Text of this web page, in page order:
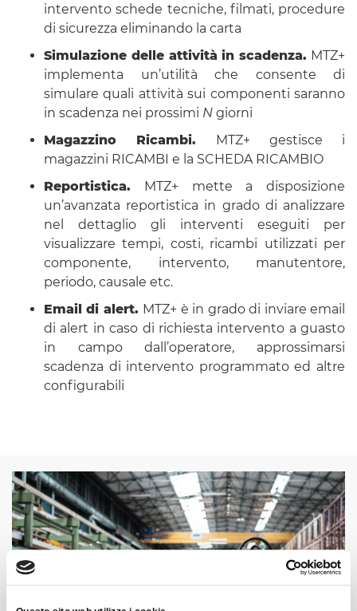
intervento schede tecniche, filmati, procedure
di sicurezza eliminando la carta
Simulazione delle attività in scadenza. MTZ+
implementa un’utilità che consente di
simulare quali attività sui componenti saranno
in scadenza nei prossimi N giorni
Magazzino Ricambi. MTZ+ gestisce i
magazzini RICAMBI e la SCHEDA RICAMBIO
Reportistica. MTZ+ mette a disposizione
un’avanzata reportistica in grado di analizzare
nel dettaglio gli interventi eseguiti per
visualizzare tempi, costi, ricambi utilizzati per
componente, intervento, manutentore,
periodo, causale etc.
Email di alert. MTZ+ è in grado di inviare email
di alert in caso di richiesta intervento a guasto
in campo dall’operatore, approssimarsi
scadenza di intervento programmato ed altre
configurabili